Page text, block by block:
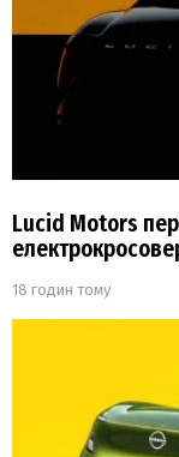
Lucid Motors
18 годин тому